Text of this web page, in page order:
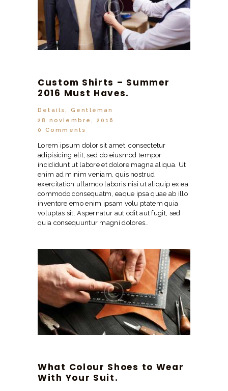
Custom Shirts – Summer
2016 Must Haves.
Details, Gentleman
28 noviembre, 2016
0
Comments
Lorem ipsum dolor sit amet, consectetur
adipisicing elit, sed do eiusmod tempor
incididunt ut labore et dolore magna aliqua. Ut
enim ad minim veniam, quis nostrud
exercitation ullamco laboris nisi ut aliquip ex ea
commodo consequatm, eaque ipsa quae ab illo
inventore emo enim ipsam volu ptatem quia
voluptas sit. Aspernatur aut odit aut fugit, sed
quia consequuntur magni dolores…
What Colour Shoes to Wear
With Your Suit.